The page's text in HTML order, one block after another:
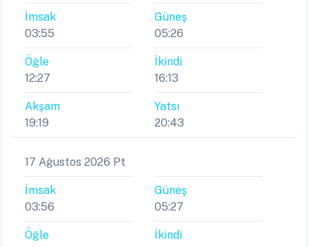
İmsak
03:55
Güneş
05:26
Öğle
12:27
İkindi
16:13
Akşam
19:19
Yatsı
20:43
17 Ağustos 2026 Pt
İmsak
03:56
Güneş
05:27
Öğle
İkindi